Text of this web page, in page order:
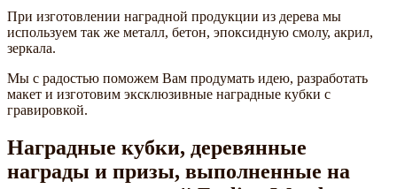
При изготовлении наградной продукции из дерева мы
используем так же металл, бетон, эпоксидную смолу, акрил,
зеркала.
Мы с радостью поможем Вам продумать идею, разработать
макет и изготовим эксклюзивные наградные кубки с
гравировкой.
Наградные кубки, деревянные
награды и призы, выполненные на